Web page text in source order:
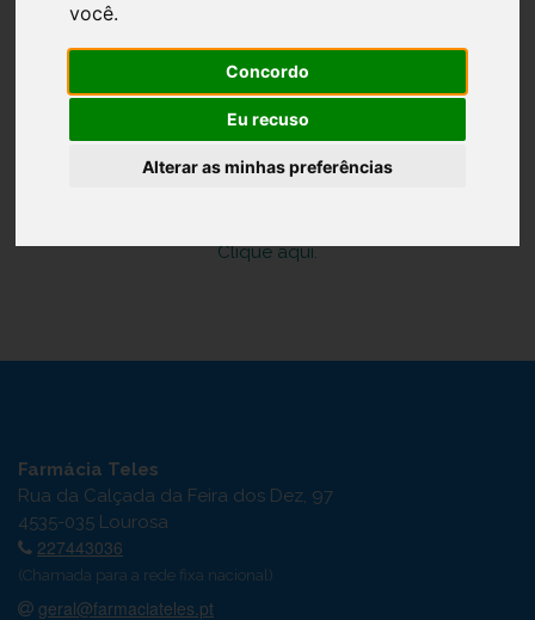
você.
Concordo
Eu recuso
Alterar as minhas preferências
Clique aqui.
Farmácia Teles
Rua da Calçada da Feira dos Dez, 97
4535-035 Lourosa
227443036
(Chamada para a rede fixa nacional)
geral@farmaciateles.pt